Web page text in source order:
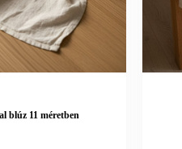
blúz 11 méretben